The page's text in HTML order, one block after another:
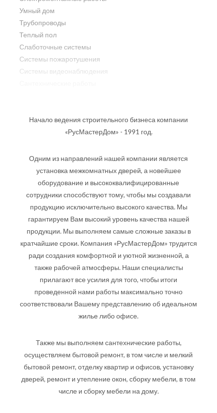
Умный дом
Трубопроводы
Теплый пол
Слаботочные системы
Системы пожаротушения
Системы видеонаблюдения
Начало ведения строительного бизнеса компании
«РусМастерДом» - 1991 год.
Одним из направлений нашей компании является
установка межкомнатных дверей, а новейшее
оборудование и высококвалифицированные
сотрудники способствуют тому, чтобы мы создавали
продукцию исключительно высокого качества. Мы
гарантируем Вам высокий уровень качества нашей
продукции. Мы выполняем самые сложные заказы в
кратчайшие сроки. Компания «РусМастерДом» трудится
ради создания комфортной и уютной жизненной, а
также рабочей атмосферы. Наши специалисты
прилагают все усилия для того, чтобы итоги
проведенной нами работы максимально точно
соответствовали Вашему представлению об идеальном
жилье либо офисе.
Также мы выполняем сантехнические работы,
осуществляем бытовой ремонт, в том числе и мелкий
бытовой ремонт, отделку квартир и офисов, установку
дверей, ремонт и утепление окон, сборку мебели, в том
числе и сборку мебели на дому.